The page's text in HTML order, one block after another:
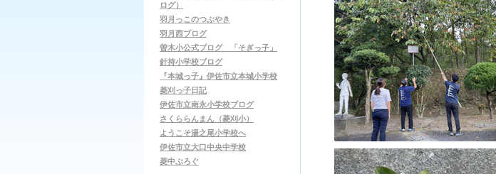
ログ）
羽月っこのつぶやき
羽月西ブログ
曽木小公式ブログ 「そぎっ子」
針持小学校ブログ
『本城っ子』伊佐市立本城小学校
菱刈っ子日記
伊佐市立南永小学校ブログ
さくららんまん（菱刈小）
ようこそ湯之尾小学校へ
伊佐市立大口中央中学校
菱中ぶろぐ